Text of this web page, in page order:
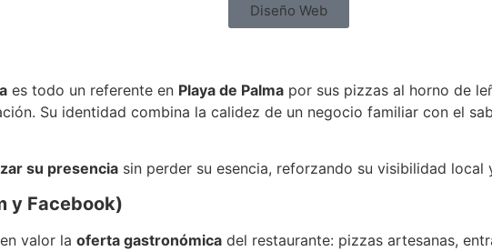
Diseño Web
es todo un referente en Playa de Palma por sus pizzas al horno de
Su identidad combina la calidez de un negocio familiar con el
su presencia sin perder su esencia, reforzando su visibilidad
y Facebook)
valor la oferta gastronómica del restaurante: pizzas artesanas,